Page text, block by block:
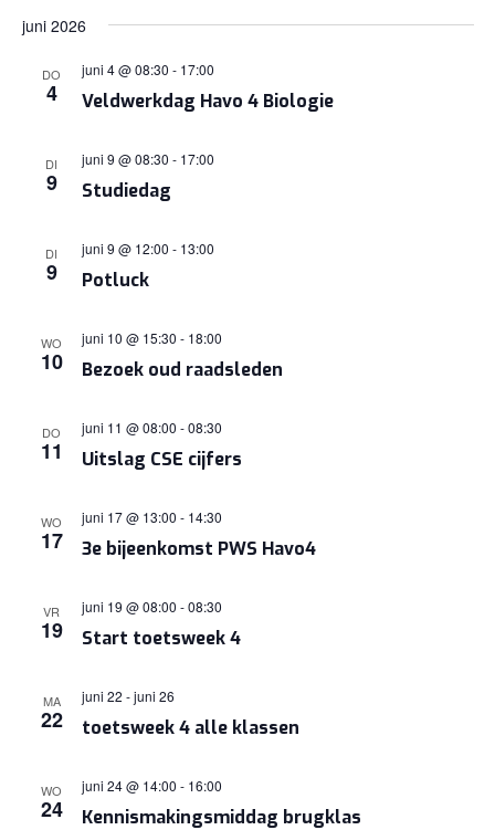
juni 2026
DO
4 Veldwerkdag Havo 4 Biologie
juni 4 @ 08:30 - 17:00
DI
9 Studiedag
juni 9 @ 08:30 - 17:00
DI
9 Potluck
juni 9 @ 12:00 - 13:00
WO
10 Bezoek oud raadsleden
juni 10 @ 15:30 - 18:00
DO
11 Uitslag CSE cijfers
juni 11 @ 08:00 -08:30
WO
17 3e bijeenkomst PWS Havo4
juni 17 @ 13:00 - 14:30
VR
19 Start toetsweek 4
juni 19 @ 08:00 -08:30
MA
22 toetsweek 4 alle klassen
juni 22 -juni 26
WO
24 Kennismakingsmiddag brugklas
juni 24 @ 14:00 - 16:00